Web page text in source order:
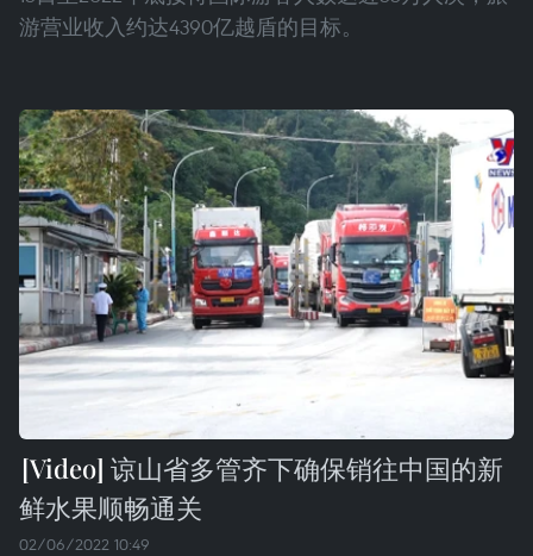
游营业收入约达4390亿越盾的目标。
谅山省多管齐下确保销往中国的新
鲜水果顺畅通关
02/06/2022 10:49